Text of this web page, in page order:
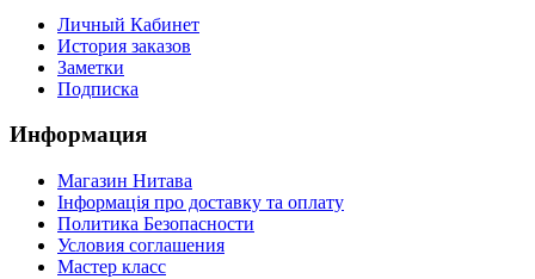
Личный Кабинет
История заказов
Заметки
Подписка
Информация
Магазин Нитава
Інформація про доставку та оплату
Политика Безопасности
Условия соглашения
Мастер класс